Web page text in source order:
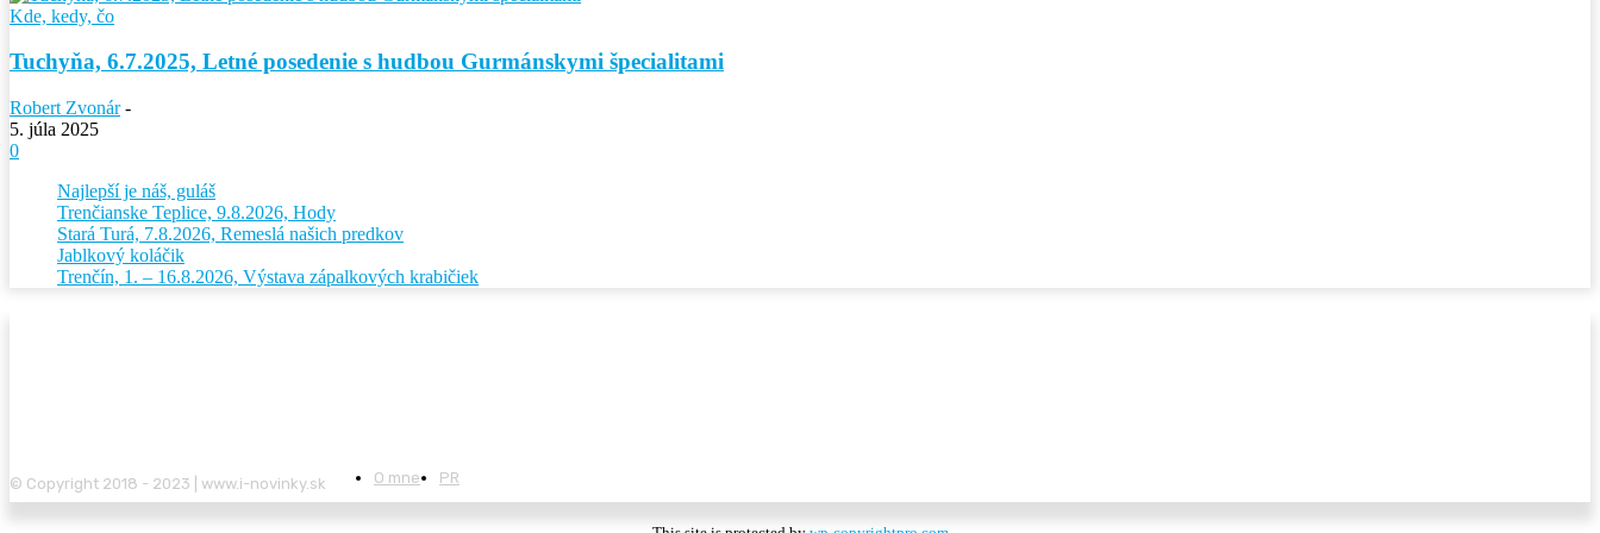
Kde, kedy, čo
Tuchyňa, 6.7.2025, Letné posedenie s hudbou Gurmánskymi špecialitami
Robert Zvonár -
5. júla 2025
0
Najlepší je náš, guláš
Trenčianske Teplice, 9.8.2026, Hody
Stará Turá, 7.8.2026, Remeslá našich predkov
Jablkový koláčik
Trenčín, 1. – 16.8.2026, Výstava zápalkových krabičiek
© Copyright 2018 - 2023 | www.i-novinky.sk O mne PR